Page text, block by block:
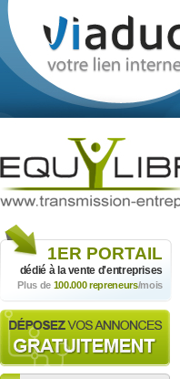
1ER PORTAIL
dédié à la vente d'entreprises
Plus de 100.000 repreneurs/mois